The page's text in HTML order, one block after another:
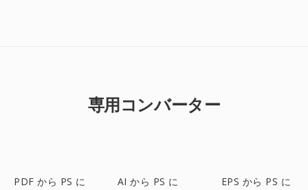
専用コンバーター
PDF から PS に AI から PS に EPS から PS に